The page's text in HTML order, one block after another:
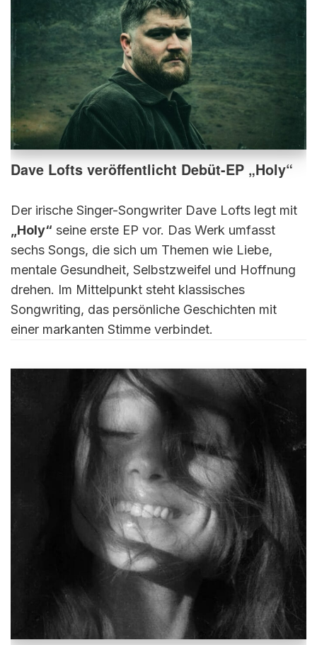
Dave Lofts veröffentlicht Debüt-EP „Holy“
Der irische Singer-Songwriter Dave Lofts legt mit
„Holy“ seine erste EP vor. Das Werk umfasst
sechs Songs, die sich um Themen wie Liebe,
mentale Gesundheit, Selbstzweifel und Hoffnung
drehen. Im Mittelpunkt steht klassisches
Songwriting, das persönliche Geschichten mit
einer markanten Stimme verbindet.